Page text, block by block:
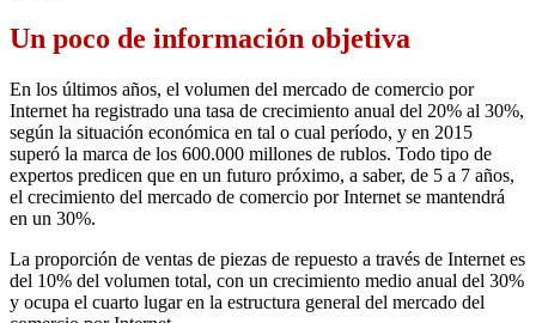
Un poco de información objetiva
En los últimos años, el volumen del mercado de comercio por
Internet ha registrado una tasa de crecimiento anual del 20% al 30%,
según la situación económica en tal o cual período, y en 2015
superó la marca de los 600.000 millones de rublos. Todo tipo de
expertos predicen que en un futuro próximo, a saber, de 5 a 7 años,
el crecimiento del mercado de comercio por Internet se mantendrá
en un 30%.
La proporción de ventas de piezas de repuesto a través de Internet es
del 10% del volumen total, con un crecimiento medio anual del 30%
y ocupa el cuarto lugar en la estructura general del mercado del